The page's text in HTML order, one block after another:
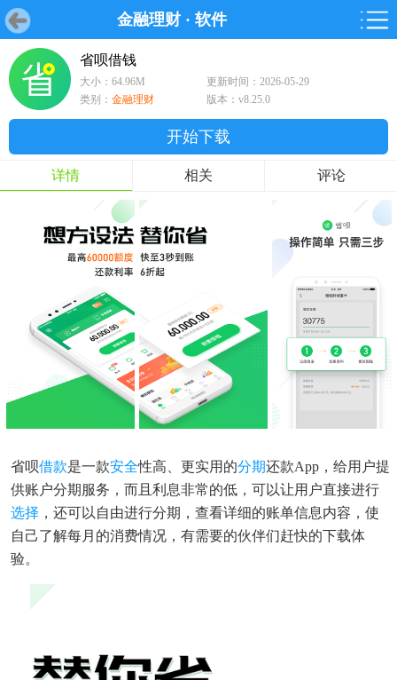
金融理财 · 软件
首页 游戏
首页 游戏 软件 鸿蒙
游戏 软件
省呗借钱
大小：64.96M
更新时间：2026-05-29
类别： 金融理财 版本：v8.25.0
开始下载
详情 相关 评论
省呗借款是一款安全性高、更实用的分期还款app，给用户提
供账户分期服务，而且利息非常的低，可以让用户直接进行
选择 ，还可以自由进行分期，查看详细的账单信息内容，使
自己了解每月的消费情况，有需要的伙伴们赶快的下载体
验。